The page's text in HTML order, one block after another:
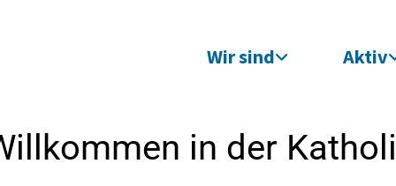
Wir sind Aktiv
in der